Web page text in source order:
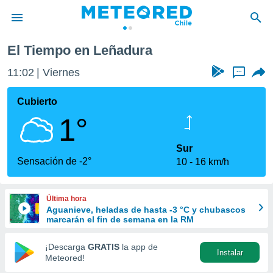
de
por
se
calidad.
a este
las
y
forma
digital
basada
El Tiempo en Leñadura
11:02 Viernes ...
Cubierto
1°
Sensación de -2°
Sur
10
16 km/h
Última hora
Aguanieve, heladas de hasta -3 °C y chubascos
marcarán el fin de semana en la RM
¡Descarga GRATIS la app de
Meteored!
Instalar